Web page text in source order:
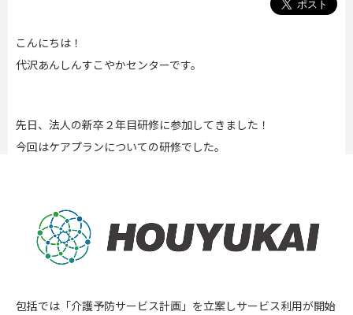
こんにちは！
代沢あんしんすこやかセンターです。
先日、法人の新卒２年目研修に参加してきました！
今回はケアプランについての研修でした。
包括では「介護予防サービス計画」を立案しサービス利用が開始